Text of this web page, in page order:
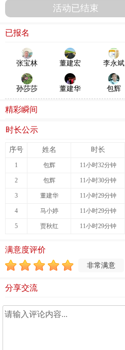
活动已结束
已报名
张宝林 董建宏 李永斌
孙莎莎 董建华 包辉
精彩瞬间
时长公示
序号 姓名 时长
1 包辉 11小时32分钟
2 包辉 11小时30分钟
3 董建华 11小时29分钟
4 马小婷 11小时29分钟
5 贾秋红 11小时29分钟
满意度评价
非常满意
分享交流